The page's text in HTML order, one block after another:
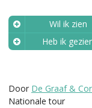
Wil ik zien
Heb ik
Door De Graaf &
Nationale tour